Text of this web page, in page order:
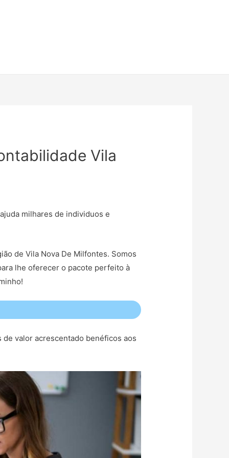
Vila
milhares de individuos e
de Vila Nova De Milfontes. Somos
lhe oferecer o pacote perfeito à
valor acrescentado benéficos aos